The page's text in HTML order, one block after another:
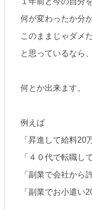
何が変わったか分
このままじゃダメ
と思っているなら、
何とか出来ます。
例えば
「昇進して給料20
「４０代で転職し
「副業で会社から
「副業でお小遣い